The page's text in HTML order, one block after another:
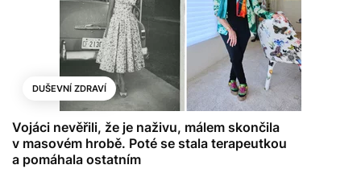
DUŠEVNÍ ZDRAVÍ
Vojáci nevěřili, že je naživu, málem skončila
v masovém hrobě. Poté se stala terapeutkou
a pomáhala ostatním